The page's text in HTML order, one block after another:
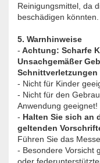
Reinigungsmittel, da
beschädigen könnten.
5. Warnhinweise
- Achtung: Scharfe
Unsachgemäßer
Schnittverletzungen
- Nicht für Kinder
- Nicht für den
Anwendung geeignet!
- Halten Sie sich an
geltenden
Führen Sie das
- Besondere Vorsicht